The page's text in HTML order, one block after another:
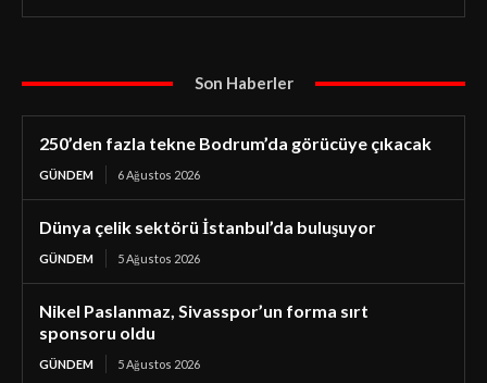
Son Haberler
250’den fazla tekne Bodrum’da görücüye çıkacak
GÜNDEM 6 Ağustos 2026
Dünya çelik sektörü İstanbul’da buluşuyor
GÜNDEM 5 Ağustos 2026
Nikel Paslanmaz, Sivasspor’un forma sırt
sponsoru oldu
GÜNDEM 5 Ağustos 2026